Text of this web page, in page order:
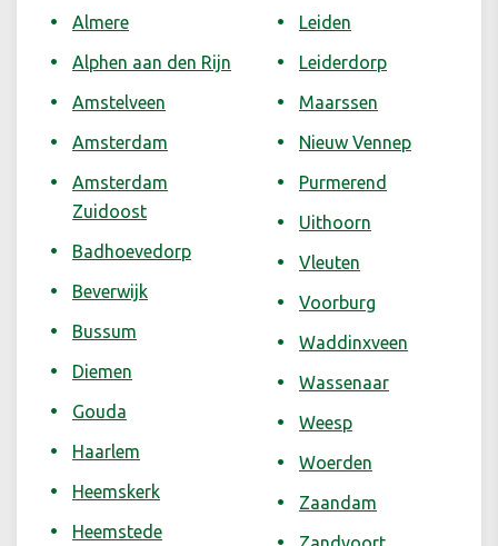
Almere
Alphen aan den Rijn
Amstelveen
Amsterdam
Amsterdam
Zuidoost
Badhoevedorp
Beverwijk
Bussum
Diemen
Gouda
Haarlem
Heemskerk
Heemstede
Leiden
Leiderdorp
Maarssen
Nieuw Vennep
Purmerend
Uithoorn
Vleuten
Voorburg
Waddinxveen
Wassenaar
Weesp
Woerden
Zaandam